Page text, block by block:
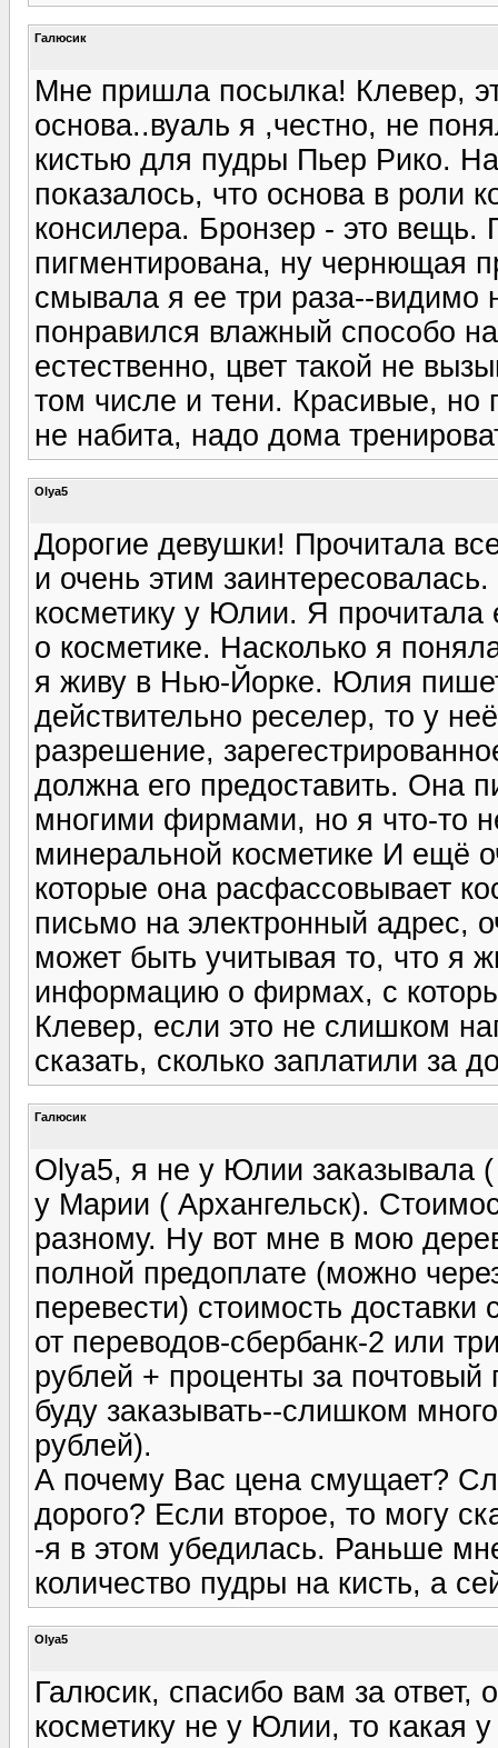
Галюсик
Мне пришла посылка! Клевер,
основа..вуаль я ,честно, не
кистью для пудры Пьер Рико.
показалось, что основа в роли
консилера. Бронзер - это вещь.
пигментирована, ну чернющая
смывала я ее три раза--
понравился влажный способо
естественно, цвет такой не
том числе и тени. Красивые, но
не набита, надо дома
Olya5
Дорогие девушки! Прочитала
и очень этим
косметику у Юлии. Я прочитала
о косметике. Насколько я
я живу в Нью-Йорке. Юлия
действительно реселер, то у
разрешение,
должна его предоставить. Она
многими фирмами, но я что-то
минеральной косметике И ещё
которые она расфассовывает
письмо на электронный адрес,
может быть учитывая то, что я
информацию о фирмах, с
Клевер, если это не слишком
сказать, сколько заплатили за
Галюсик
Olya5, я не у Юлии заказывала
у Марии ( Архангельск).
разному. Ну вот мне в мою
полной предоплате (можно
перевести) стоимость
от переводов-сбербанк-2 или
рублей + проценты за
буду заказывать--слишком
рублей).
А почему Вас цена смущает?
дорого? Если второе, то могу
-я в этом убедилась. Раньше
количество пудры на кисть, а
Olya5
Галюсик, спасибо вам за
косметику не у Юлии, то какая